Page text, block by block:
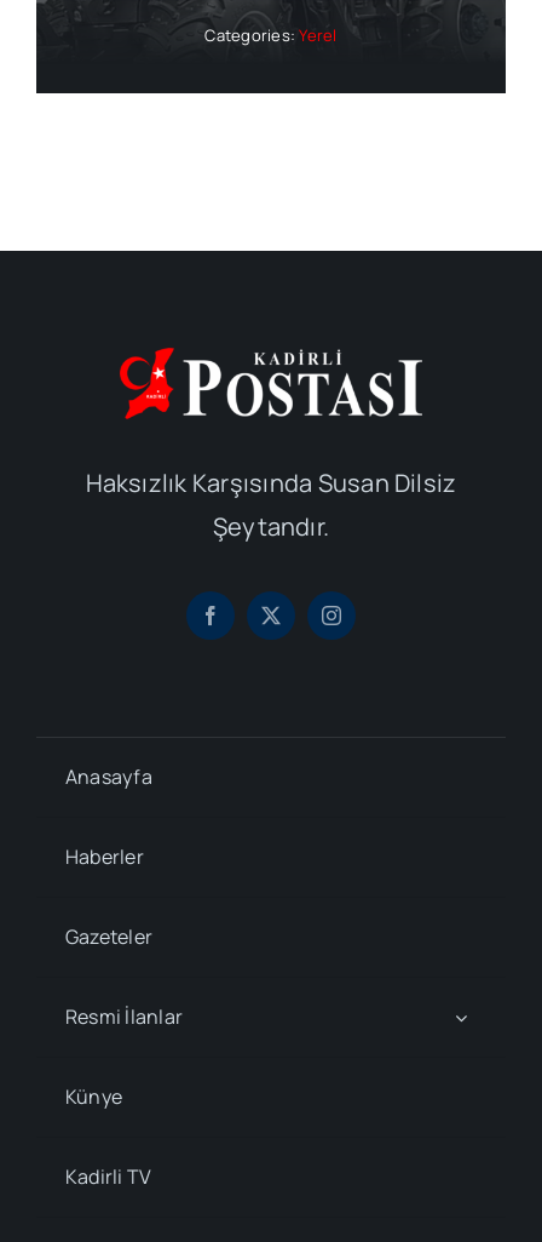
Categories:Yerel
Haksızlık Karşısında Susan Dilsiz
Şeytandır.
Anasayfa
Haberler
Gazeteler
Resmi İlanlar
Künye
Kadirli TV